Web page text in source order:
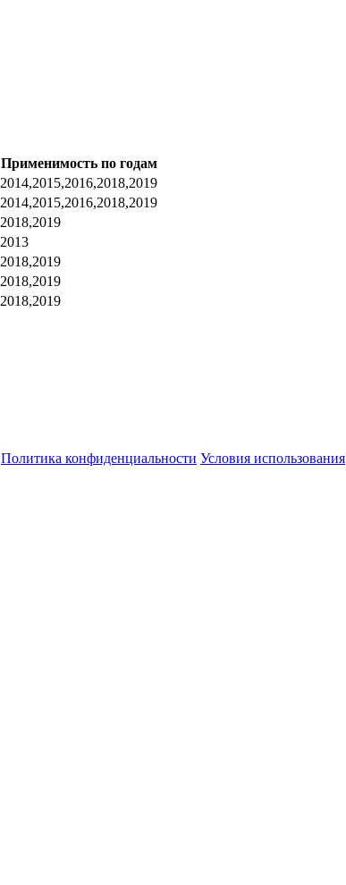
Применимость по годам
2014,2015,2016,2018,2019
2014,2015,2016,2018,2019
2018,2019
2013
2018,2019
2018,2019
2018,2019
Политика конфиденциальности Условия использования